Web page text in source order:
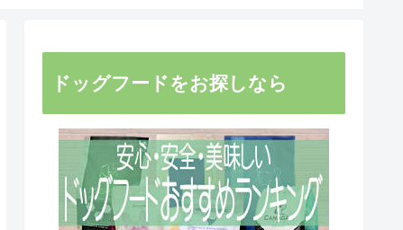
ドッグフードをお探しなら